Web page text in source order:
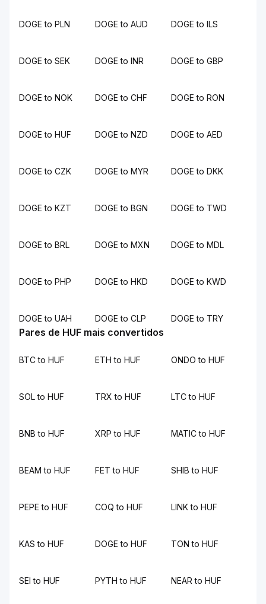
DOGE to PLN DOGE to AUD DOGE to ILS
DOGE to SEK DOGE to INR DOGE to GBP
DOGE to NOK DOGE to CHF DOGE to RON
DOGE to HUF DOGE to NZD DOGE to AED
DOGE to CZK DOGE to MYR DOGE to DKK
DOGE to KZT DOGE to BGN DOGE to TWD
DOGE to BRL DOGE to MXN DOGE to MDL
DOGE to PHP DOGE to HKD DOGE to KWD
DOGE to UAH DOGE to CLP DOGE to TRY
Pares de HUF mais convertidos
BTC to HUF ETH to HUF ONDO to HUF
SOL to HUF TRX to HUF LTC to HUF
BNB to HUF XRP to HUF MATIC to HUF
BEAM to HUF FET to HUF SHIB to HUF
PEPE to HUF COQ to HUF LINK to HUF
KAS to HUF DOGE to HUF TON to HUF
SEI to HUF PYTH to HUF NEAR to HUF